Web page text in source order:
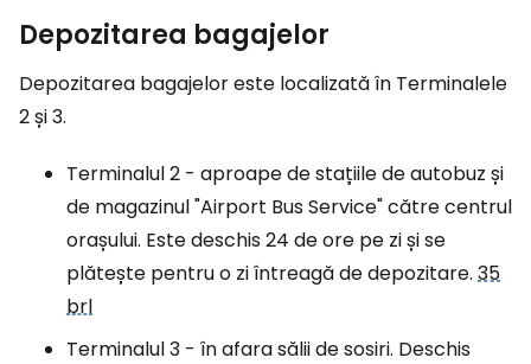
Depozitarea bagajelor
Depozitarea bagajelor este localizată în Terminalele
2 și 3.
Terminalul 2 - aproape de stațiile de autobuz și
de magazinul "Airport Bus Service" către centrul
orașului. Este deschis 24 de ore pe zi și se
plătește pentru o zi întreagă de depozitare. 35
brl
Terminalul 3 - în afara sălii de sosiri. Deschis